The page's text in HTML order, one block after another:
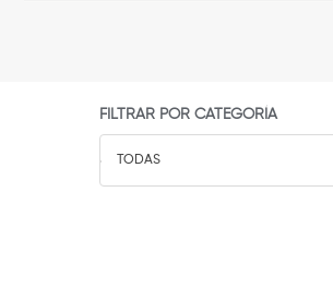
FILTRAR POR CATEGORÍA
TODAS